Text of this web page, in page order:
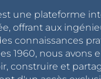
une plateforme
offrant aux
connaissances
1960, nous
construire et